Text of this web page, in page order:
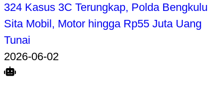
324 Kasus 3C Terungkap, Polda Bengkulu
Sita Mobil, Motor hingga Rp55 Juta Uang
Tunai
2026-06-02